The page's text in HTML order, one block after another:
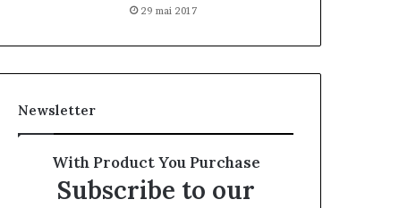
29 mai 2017
Newsletter
With Product You Purchase
Subscribe to our